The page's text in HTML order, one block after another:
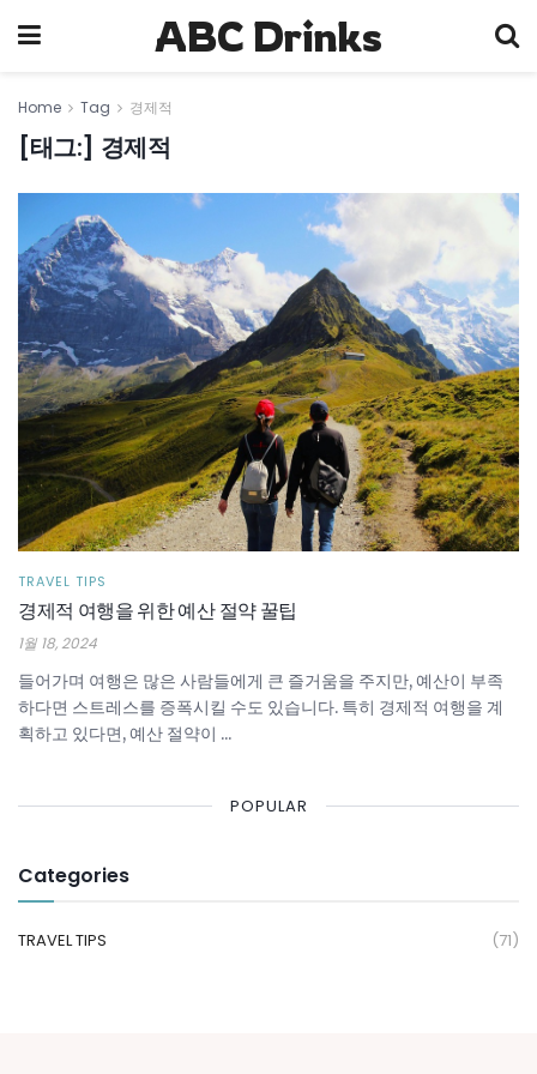
ABC Drinks
Home Tag 경제적
[태그:] 경제적
TRAVEL TIPS
경제적 여행을 위한 예산 절약 꿀팁
1월 18, 2024
들어가며 여행은 많은 사람들에게 큰 즐거움을 주지만, 예산이 부족
하다면 스트레스를 증폭시킬 수도 있습니다. 특히 경제적 여행을 계
획하고 있다면, 예산 절약이 ...
POPULAR
Categories
TRAVEL TIPS (71)